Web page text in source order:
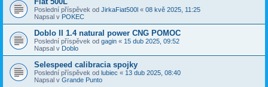
Poslední příspěvek od JirkaFiat500l « 08 kvě 2025, 11:25
Napsal v POKEC
Doblo II 1.4 natural power CNG POMOC
Poslední příspěvek od gagin « 15 dub 2025, 09:52
Napsal v Doblo
Selespeed calibracia spojky
Poslední příspěvek od lubiec « 13 dub 2025, 08:40
Napsal v Grande Punto